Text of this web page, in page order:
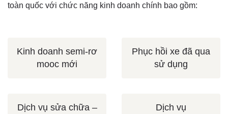
toàn quốc với chức năng kinh doanh chính bao gồm:
Kinh doanh semi-rơ
mooc mới
Phục hồi xe đã qua
sử dụng
Dịch vụ sửa chữa –
Dịch vụ